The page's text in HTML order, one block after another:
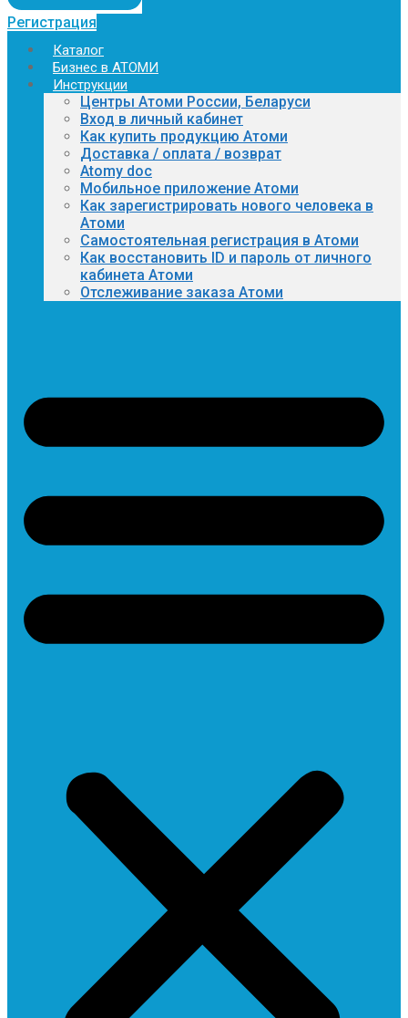
Регистрация
Каталог
Бизнес в АТОМИ
Инструкции
Центры Атоми России, Беларуси
Вход в личный кабинет
Как купить продукцию Атоми
Доставка / оплата / возврат
Atomy doc
Мобильное приложение Атоми
Как зарегистрировать нового человека в
Атоми
Самостоятельная регистрация в Атоми
Как восстановить ID и пароль от личного
кабинета Атоми
Отслеживание заказа Атоми